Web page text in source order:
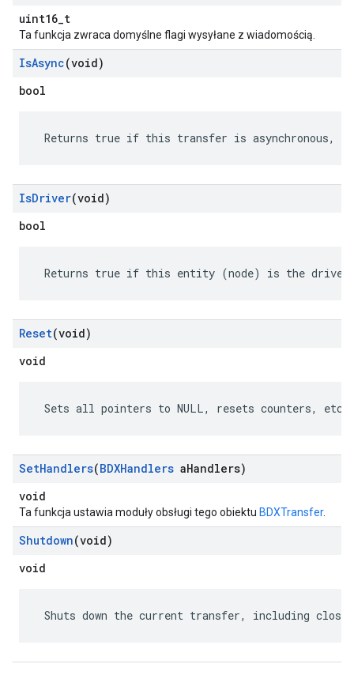
uint16_t
Ta funkcja zwraca domyślne flagi wysyłane z wiadomością.
IsAsync(void)
bool
Returns true if this transfer is asynchronous,
IsDriver(void)
bool
Returns true if this entity (node) is the
Reset(void)
void
Sets all pointers to NULL, resets counters, etc.
SetHandlers(BDXHandlers aHandlers)
void
Ta funkcja ustawia moduły obsługi tego obiektu BDXTransfer.
Shutdown(void)
void
Shuts down the current transfer, including closing